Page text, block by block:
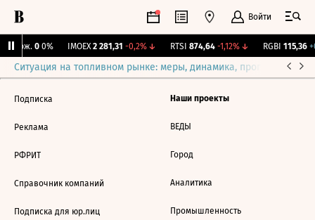
Войти
Бирж. 0 0% IMOEX 2 281,31 -0,2%↓ RTSI 874,64 -1,12%↓ RGBI 115,36
Ситуация на топливном рынке: меры, динамика, прогнозы
Подписка
Реклама
РФРИТ
Справочник компаний
Подписка для юр.лиц
Наши проекты
ВЕДЫ
Город
Аналитика
Промышленность